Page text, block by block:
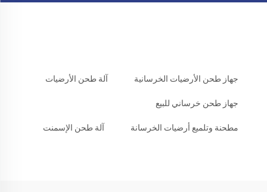
جهاز طحن الأرضيات الخرسانية آلة طحن الأرضيات
جهاز طحن خرساني للبيع
مطحنة وتلميع أرضيات الخرسانة آلة طحن الإسمنت